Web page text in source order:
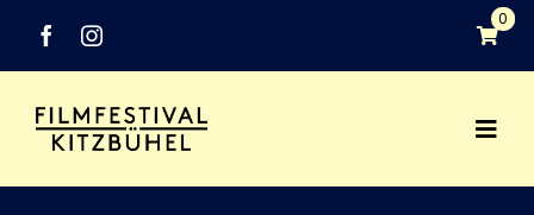
Inhalt
springen
0